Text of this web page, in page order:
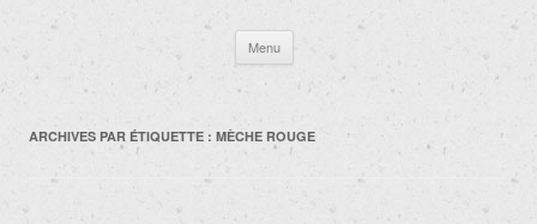
Menu
contenu
ARCHIVES PAR ÉTIQUETTE : MÈCHE ROUGE